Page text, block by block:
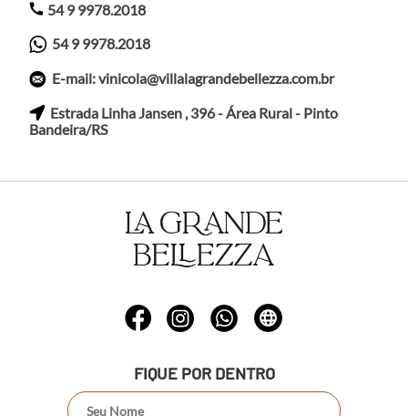
54 9 9978.2018
54 9 9978.2018
E-mail: vinicola@villalagrandebellezza.com.br
Estrada Linha Jansen , 396 - Área Rural - Pinto
Bandeira/RS
FIQUE POR DENTRO